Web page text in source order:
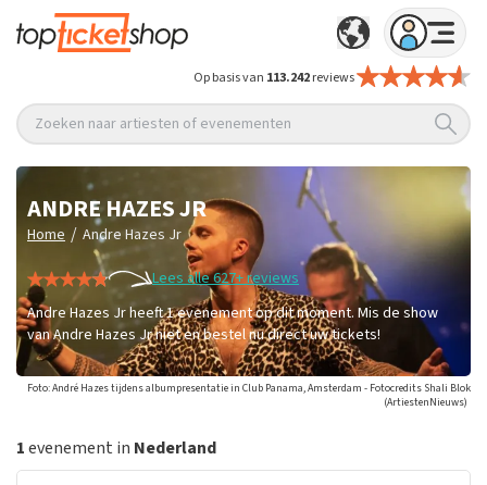
Op basis van 113.242reviews
Zoeken naar artiesten of evenementen
ANDRE HAZES JR
Home / Andre Hazes Jr
Lees alle 627+ reviews
Andre Hazes Jr heeft 1 evenement op dit moment. Mis de show
van Andre Hazes Jr niet en bestel nu direct uw tickets!
Foto: André Hazes tijdens albumpresentatie in Club Panama, Amsterdam - Fotocredits Shali Blok
(ArtiestenNieuws)
1evenement in Nederland